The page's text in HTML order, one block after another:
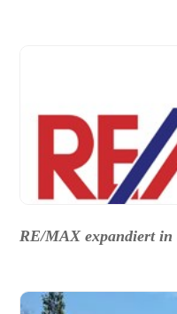
RE/MAX expandiert in